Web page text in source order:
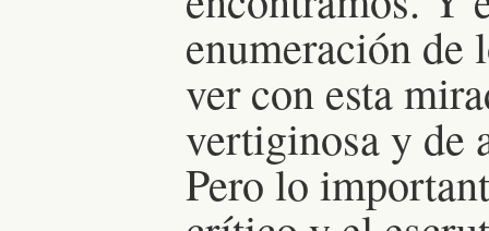
enumeración de
ver con esta
vertiginosa y de
Pero lo